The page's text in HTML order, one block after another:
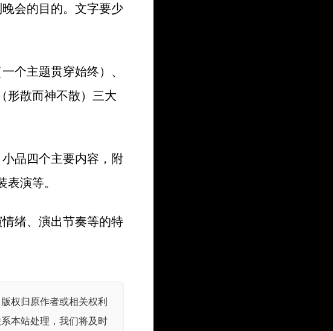
会的目的。文字要少
个主题贯穿始终）、
形散而神不散）三大
品四个主要内容，附
演等。
绪、演出节奏等的特
权归原作者或相关权利
本站处理，我们将及时